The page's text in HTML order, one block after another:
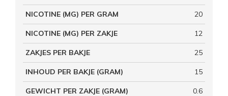
NICOTINE (MG) PER GRAM 20
NICOTINE (MG) PER ZAKJE 12
ZAKJES PER BAKJE 25
INHOUD PER BAKJE (GRAM) 15
GEWICHT PER ZAKJE (GRAM) 0.6